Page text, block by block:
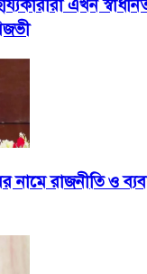
এখন
নামে রাজনীতি ও